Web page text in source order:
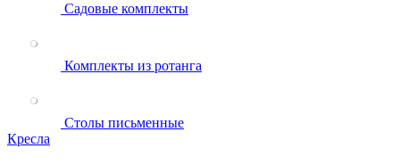
Садовые комплекты
Комплекты из ротанга
Столы письменные
Кресла